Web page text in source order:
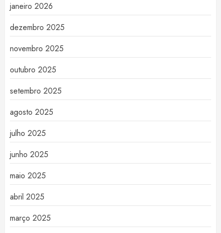
janeiro 2026
dezembro 2025
novembro 2025
outubro 2025
setembro 2025
agosto 2025
julho 2025
junho 2025
maio 2025
abril 2025
março 2025